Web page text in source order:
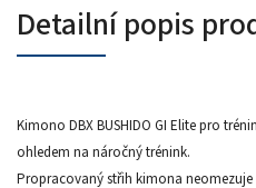
Detailní popis
Kimono DBX BUSHIDO GI Elite pro
ohledem na náročný trénink.
Propracovaný střih kimona